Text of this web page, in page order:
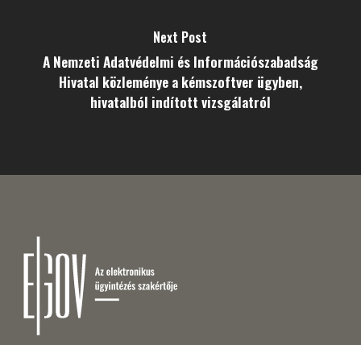
Next Post
A Nemzeti Adatvédelmi és Információszabadság
Hivatal közleménye a kémszoftver ügyben,
hivatalból indított vizsgálatról